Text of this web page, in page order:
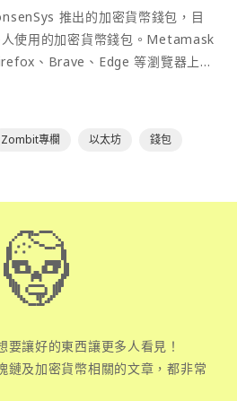
推出的加密貨幣錢包，目
使用的加密貨幣錢包。Metamask
、Brave、Edge 等瀏覽器上作
且使用上非常方便。
Zombit專欄 以太坊 錢包
讓好的東西讓更多人看見！
鏈及加密貨幣相關的文章，都非常